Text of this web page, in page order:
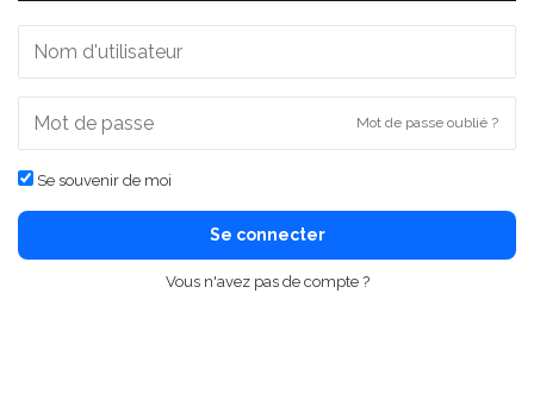
Mot de passe oublié ?
Se souvenir de moi
Se connecter
Vous n'avez pas de compte ?